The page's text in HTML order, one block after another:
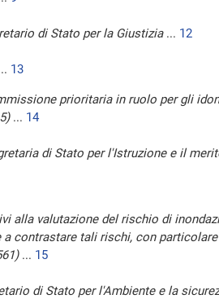
di Stato per la Giustizia... 12
13
prioritaria in ruolo per gli
... 14
di Stato per l'Istruzione e il
alla valutazione del rischio di
a contrastare tali rischi, con
... 15
di Stato per l'Ambiente e la